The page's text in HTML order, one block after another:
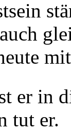
er in
tut er.